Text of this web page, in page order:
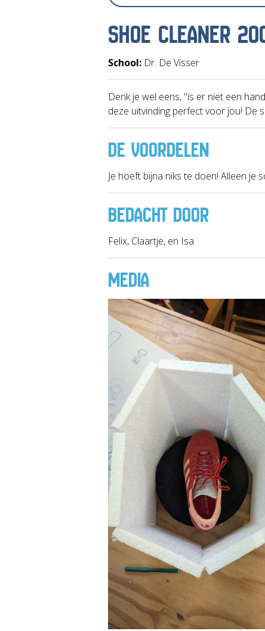
SHOE CLEANER
School:Dr. De Visser
Denk je wel eens, "is er niet een
deze uitvinding perfect voor jou! De
DE VOORDELEN
Je hoeft bijna niks te doen! Alleen je
BEDACHT DOOR
Felix, Claartje, en Isa
MEDIA